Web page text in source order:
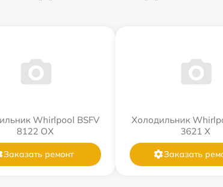
Whirlpool BSFV
8122 OX
Заказать ремонт
Холодильник
3621 X
Заказать